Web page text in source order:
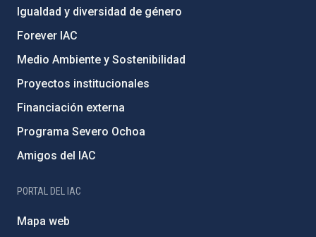
Igualdad y diversidad de género
Forever IAC
Medio Ambiente y Sostenibilidad
Proyectos institucionales
Financiación externa
Programa Severo Ochoa
Amigos del IAC
PORTAL DEL IAC
Mapa web